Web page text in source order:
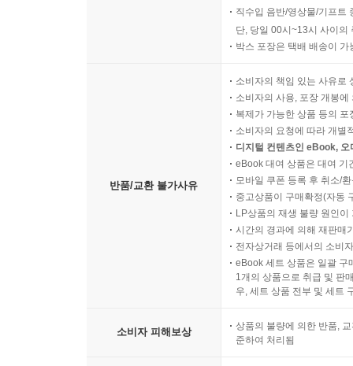
직수입 음반/영상물/기프트
단, 당일 00시~13시 사이의
박스 포장은 택배 배송이
반품/교환 불가사유
소비자의 책임 있는 사유로
소비자의 사용, 포장 개봉
복제가 가능한 상품 등의
소비자의 요청에 따라 개별
디지털 컨텐츠인 eBook,
eBook 대여 상품은 대여 기
모바일 쿠폰 등록 후 취소/
중고상품이 구매확정(자동
LP상품의 재생 불량 원인
시간의 경과에 의해 재판매
전자상거래 등에서의 소비
eBook 세트 상품은 일괄 구
1개의 상품으로 취급 및 판
우, 세트 상품 전부 및 세트
소비자 피해보상
상품의 불량에 의한 반품,
준하여 처리됨